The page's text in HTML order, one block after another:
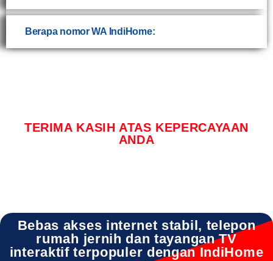
Berapa nomor WA IndiHome:
TERIMA KASIH ATAS KEPERCAYAAN
ANDA
Bebas akses internet stabil, telepon
rumah jernih dan tayangan TV
interaktif terpopuler dengan IndiHome